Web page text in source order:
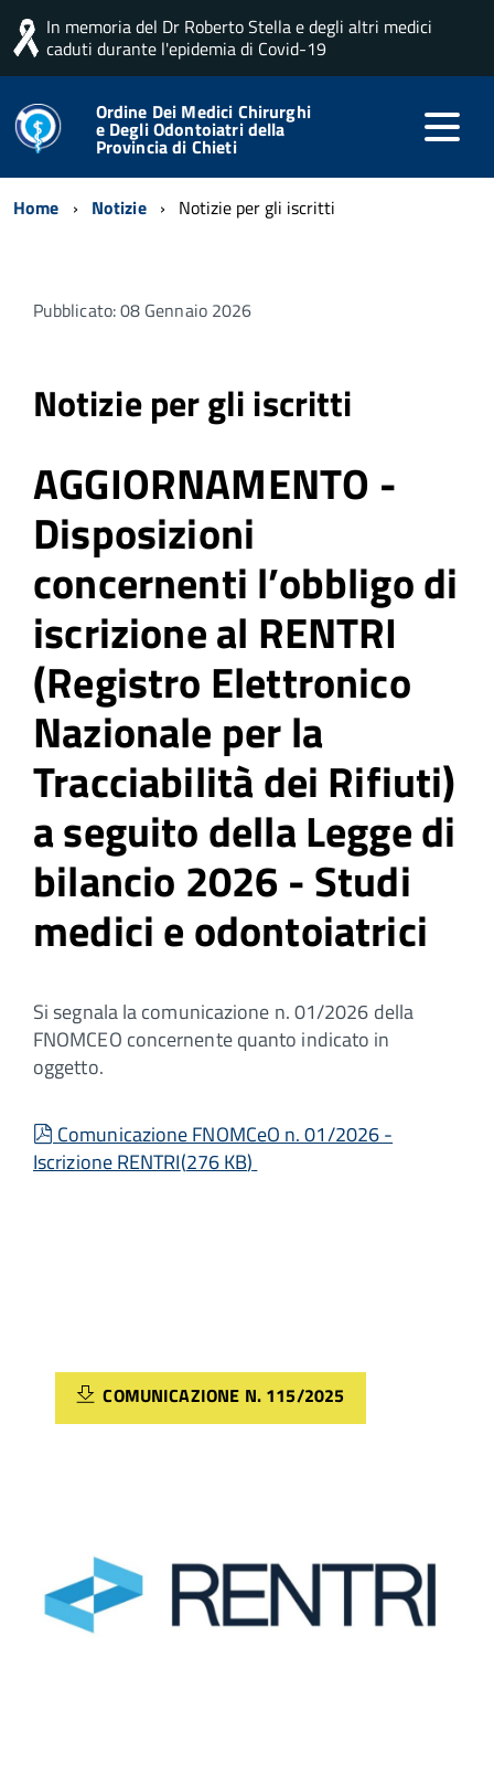
In memoria del Dr Roberto Stella e degli altri medici
caduti durante l'epidemia di Covid-19
Ordine Dei Medici Chirurghi
e Degli Odontoiatri della
Provincia di Chieti
Home Notizie Notizie per gli iscritti
Pubblicato: 08 Gennaio 2026
Notizie per gli iscritti
AGGIORNAMENTO -
Disposizioni
concernenti l’obbligo di
iscrizione al RENTRI
(Registro Elettronico
Nazionale per la
Tracciabilità dei Rifiuti)
a seguito della Legge di
bilancio 2026 - Studi
medici e odontoiatrici
Si segnala la comunicazione n. 01/2026 della
FNOMCEO concernente quanto indicato in
oggetto.
pdf
Comunicazione FNOMCeO n. 01/2026 -
Iscrizione RENTRI(276 KB)
COMUNICAZIONE N. 115/2025